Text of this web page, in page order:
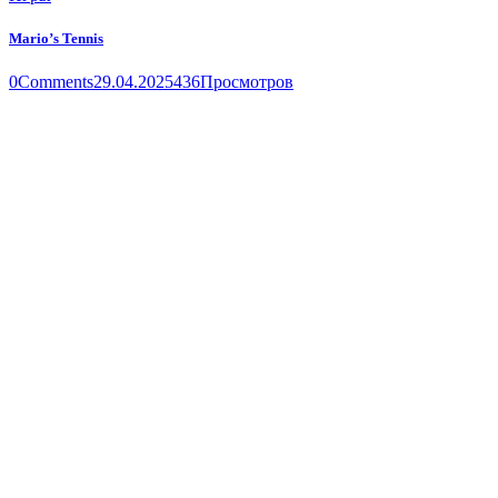
Mario’s Tennis
0Comments29.04.2025436Просмотров